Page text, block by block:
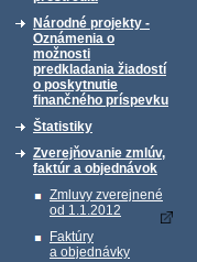
Národné projekty -
Oznámenia o
možnosti
predkladania žiadostí
o poskytnutie
finančného príspevku
Štatistiky
Zverejňovanie zmlúv,
faktúr a objednávok
Zmluvy zverejnené
od 1.1.2012
Faktúry
a objednávky